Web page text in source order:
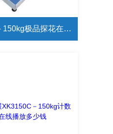
英展XK3150W－150kg极品探花在线播放